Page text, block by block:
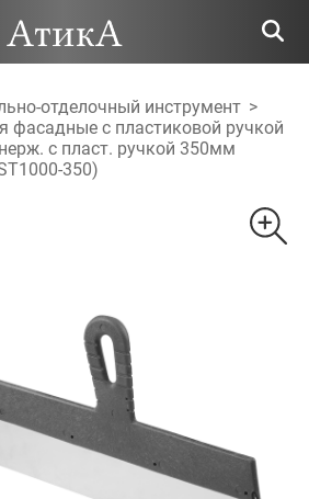
отделочный инструмент >
фасадные с пластиковой ручкой
с пласт. ручкой 350мм
350)